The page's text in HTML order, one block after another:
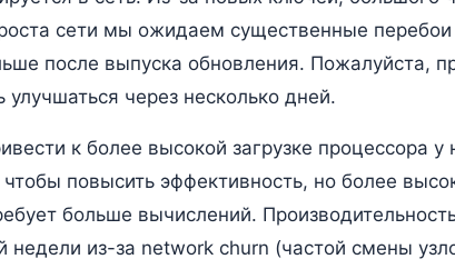
сети мы ожидаем существенные перебои
после выпуска обновления. Пожалуйста,
через несколько дней.
к более высокой загрузке процессора
повысить эффективность, но более
больше вычислений.
недели из-за network churn (частой смены